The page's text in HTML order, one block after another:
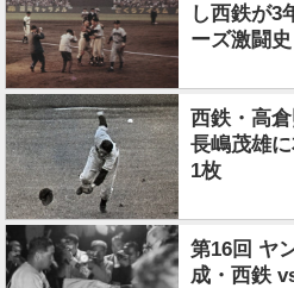
し西鉄が3
ーズ激闘史
西鉄・高
長嶋茂雄
1枚
第16回 ヤ
成・西鉄